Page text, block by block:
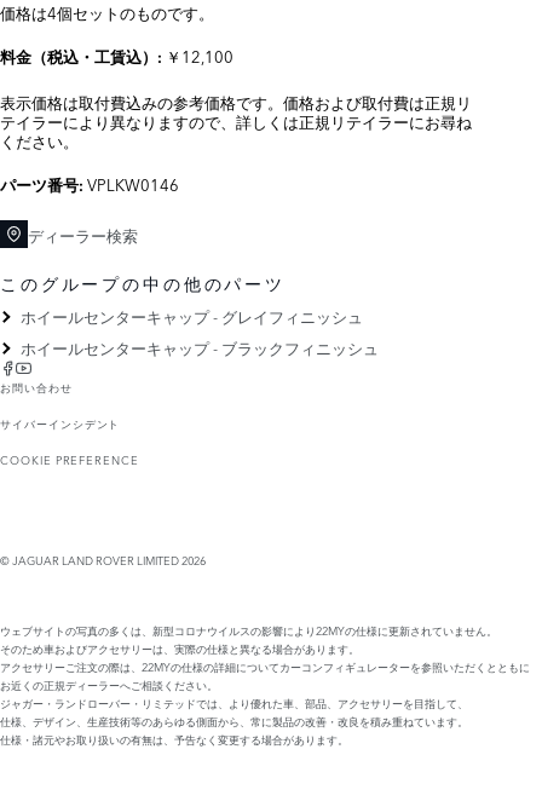
価格は4個セットのものです。
料金（税込・工賃込）: ￥12,100
表示価格は取付費込みの参考価格です。価格および取付費は正規リ
テイラーにより異なりますので、詳しくは正規リテイラーにお尋ね
ください。
パーツ番号: VPLKW0146
ディーラー検索
このグループの中の他のパーツ
ホイールセンターキャップ - グレイフィニッシュ
ホイールセンターキャップ - ブラックフィニッシュ
お問い合わせ
サイバーインシデント
COOKIE PREFERENCE
© JAGUAR LAND ROVER LIMITED 2026
ウェブサイトの写真の多くは、新型コロナウイルスの影響により22MYの仕様に更新されていません。
そのため車およびアクセサリーは、実際の仕様と異なる場合があります。
アクセサリーご注文の際は、22MYの仕様の詳細についてカーコンフィギュレーターを参照いただくとともに
お近くの正規ディーラーへご相談ください。
ジャガー・ランドローバー・リミテッドでは、より優れた車、部品、アクセサリーを目指して、
仕様、デザイン、生産技術等のあらゆる側面から、常に製品の改善・改良を積み重ねています。
仕様・諸元やお取り扱いの有無は、予告なく変更する場合があります。